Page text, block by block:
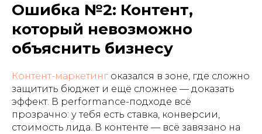
Ошибка №2: Контент,
который невозможно
объяснить бизнесу
Контент-маркетинг оказался в зоне, где сложно
защитить бюджет и ещё сложнее — доказать
эффект. В performance-подходе всё
прозрачно: у тебя есть ставка, конверсии,
стоимость лида. В контенте — всё завязано на